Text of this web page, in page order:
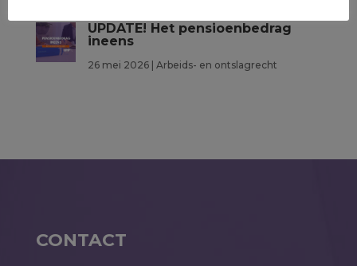
UPDATE! Het pensioenbedrag
ineens
26 mei 2026| Arbeids- en ontslagrecht
CONTACT